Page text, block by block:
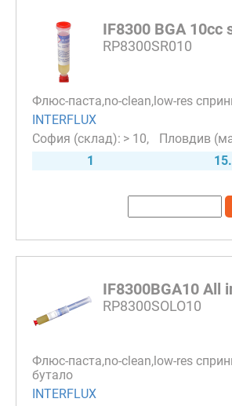
IF8300 BGA 10cc
RP8300SR010
Флюс-паста,no-clean,low-res
INTERFLUX
> 10
1
IF8300BGA10 All
RP8300SOLO10
Флюс-паста,no-clean,low-res
бутало
INTERFLUX